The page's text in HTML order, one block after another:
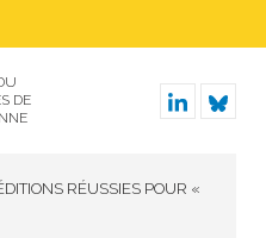
DE
RÉUSSIES POUR «